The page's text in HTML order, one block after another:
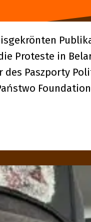
Proteste in
Paszporty